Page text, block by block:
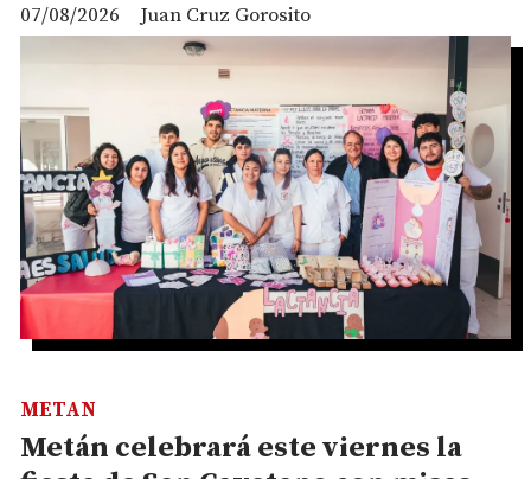
Juan Cruz Gorosito
07/08/2026
Metán celebrará este viernes la
METAN